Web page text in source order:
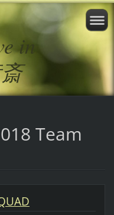
in
Team